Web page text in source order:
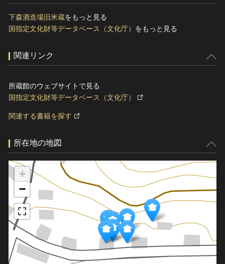
下森酒造場旧米蔵をもっと見る
国指定文化財等データベース（文化庁） をもっと見る
関連リンク
所蔵館のウェブサイトで見る
国指定文化財等データベース（文化庁）
関連する書籍を探す
所在地の地図
+
−